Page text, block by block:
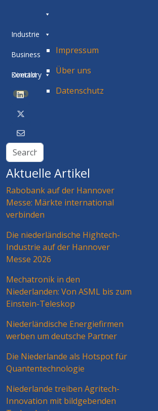
Industrie
Business
Directory
BETA
Kontakt
Impressum
Über uns
Datenschutz
Aktuelle Artikel
Rabobank auf der Hannover
Messe: Märkte international
verbinden
Die niederländische Hightech-
Industrie auf der Hannover
Messe 2026
Mechatronik in den
Niederlanden: Von ASML bis zum
Einstein-Teleskop
Niederländische Energiefirmen
werben um deutsche Partner
Die Niederlande als Hotspot für
Quantentechnologie
Niederlande treiben Agritech-
Innovation mit bildgebenden